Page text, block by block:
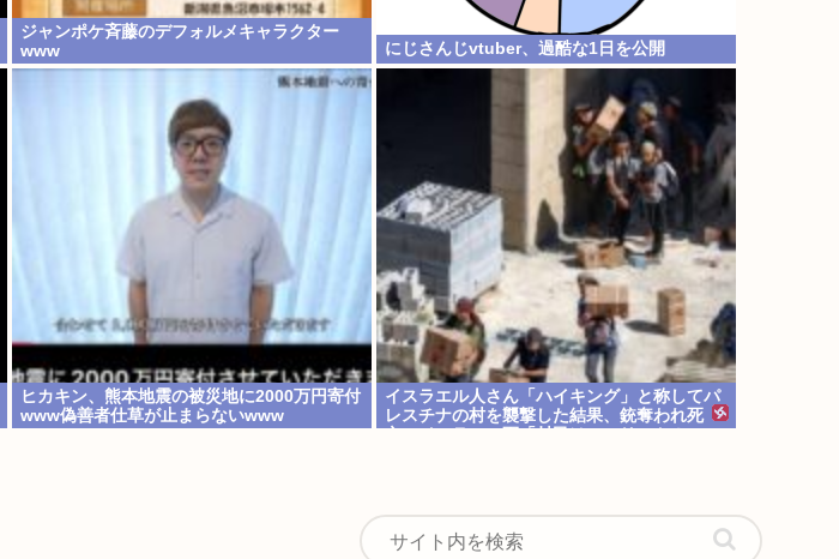
ジャンポケ斉藤のデフォルメキャラクター
www
にじさんじvtuber、過酷な1日を公開
ヒカキン、熊本地震の被災地に2000万円寄付
www偽善者仕草が止まらないwww
イスラエル人さん「ハイキング」と称してパ
レスチナの村を襲撃した結果、銃奪われ死